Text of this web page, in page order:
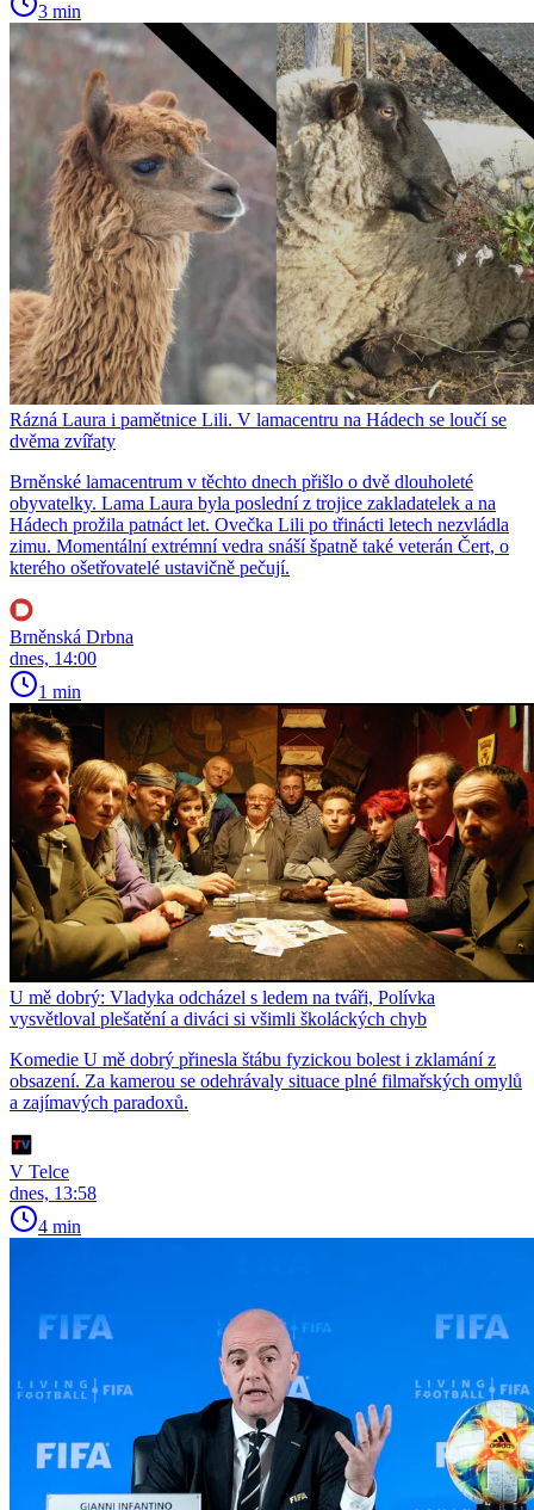
3 min
Rázná Laura i pamětnice Lili. V lamacentru na Hádech se loučí se
dvěma zvířaty
Brněnské lamacentrum v těchto dnech přišlo o dvě dlouholeté
obyvatelky. Lama Laura byla poslední z trojice zakladatelek a na
Hádech prožila patnáct let. Ovečka Lili po třinácti letech nezvládla
zimu. Momentální extrémní vedra snáší špatně také veterán Čert, o
kterého ošetřovatelé ustavičně pečují.
Brněnská Drbna
dnes, 14:00
1 min
U mě dobrý: Vladyka odcházel s ledem na tváři, Polívka
vysvětloval plešatění a diváci si všimli školáckých chyb
Komedie U mě dobrý přinesla štábu fyzickou bolest i zklamání z
obsazení. Za kamerou se odehrávaly situace plné filmařských omylů
a zajímavých paradoxů.
V Telce
dnes, 13:58
4 min